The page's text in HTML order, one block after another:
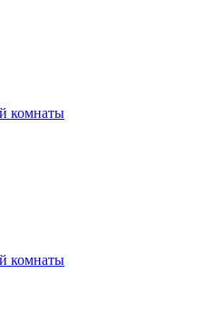
комнаты
комнаты